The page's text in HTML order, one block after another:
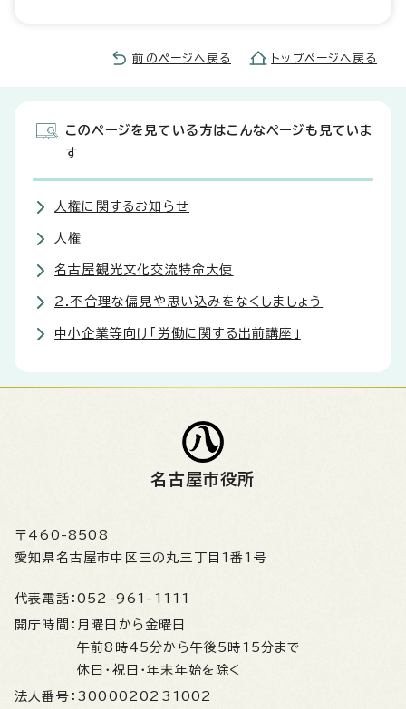
前のページへ戻る トップページへ戻る
このページを見ている方はこんなページも見ていま
す
人権に関するお知らせ
人権
名古屋観光文化交流特命大使
2.不合理な偏見や思い込みをなくしましょう
中小企業等向け「労働に関する出前講座」
名古屋市役所
〒460-8508
愛知県名古屋市中区三の丸三丁目1番1号
代表電話： 052-961-1111
開庁時間： 月曜日から金曜日
午前8時45分から午後5時15分まで
休日・祝日・年末年始を除く
法人番号： 3000020231002